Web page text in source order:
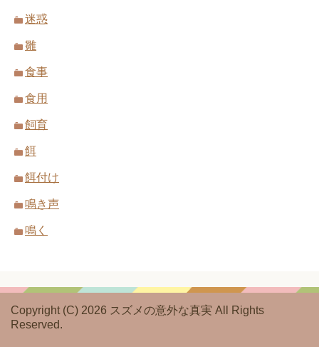
迷惑
雛
食事
食用
飼育
餌
餌付け
鳴き声
鳴く
Copyright (C) 2026 スズメの意外な真実 All Rights
Reserved.